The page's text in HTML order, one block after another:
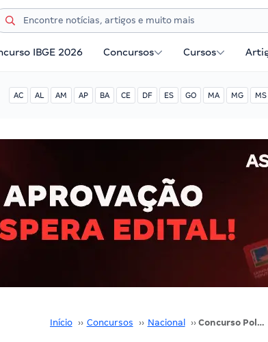
IBGE 2026 Concursos Cursos
AC AL AM AP BA CE DF ES GO MA MG MS
Início ›› Concursos ›› Nacional ›› Concurso Polícia Federal: Nova seleção para Delegado e Escrivão até o início de 2016!